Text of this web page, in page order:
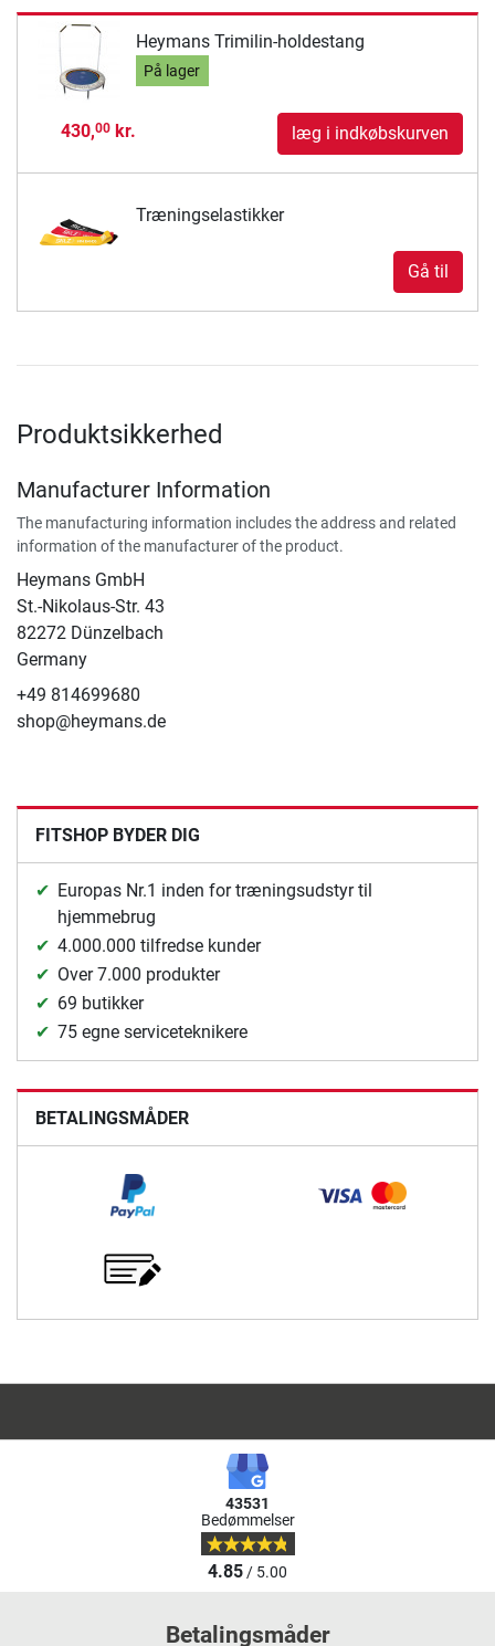
Heymans Trimilin-holdestang
På lager
430,00kr. læg i indkøbskurven
Træningselastikker
Gå til
Produktsikkerhed
Manufacturer Information
The manufacturing information includes the address and related
information of the manufacturer of the product.
Heymans GmbH
St.-Nikolaus-Str. 43
82272 Dünzelbach
Germany
+49 814699680
shop@heymans.de
FITSHOP BYDER DIG
Europas Nr.1 inden for træningsudstyr til
hjemmebrug
4.000.000 tilfredse kunder
Over 7.000 produkter
69 butikker
75 egne serviceteknikere
BETALINGSMÅDER
43531
Bedømmelser
4.85/ 5.00
Betalingsmåder